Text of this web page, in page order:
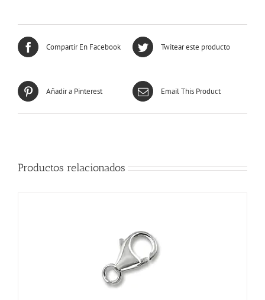
Compartir En Facebook Twitear este producto
Añadir a Pinterest Email This Product
Productos relacionados